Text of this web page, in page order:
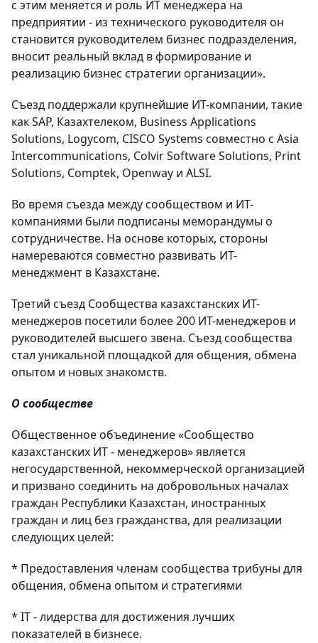
с этим меняется и роль ИТ менеджера на
предприятии - из технического руководителя он
становится руководителем бизнес подразделения,
вносит реальный вклад в формирование и
реализацию бизнес стратегии организации».
Съезд поддержали крупнейшие ИТ-компании, такие
как SAP, Казахтелеком, Business Applications
Solutions, Logycom, CISCO Systems совместно с Asia
Intercommunications, Colvir Software Solutions, Print
Solutions, Comptek, Openway и ALSI.
Во время съезда между сообществом и ИТ-
компаниями были подписаны меморандумы о
сотрудничестве. На основе которых, стороны
намереваются совместно развивать ИТ-
менеджмент в Казахстане.
Третий съезд Сообщества казахстанских ИТ-
менеджеров посетили более 200 ИТ-менеджеров и
руководителей высшего звена. Съезд сообщества
стал уникальной площадкой для общения, обмена
опытом и новых знакомств.
О сообществе
Общественное объединение «Сообщество
казахстанских ИТ - менеджеров» является
негосударственной, некоммерческой организацией
и призвано соединить на добровольных началах
граждан Республики Казахстан, иностранных
граждан и лиц без гражданства, для реализации
следующих целей:
* Предоставления членам сообщества трибуны для
общения, обмена опытом и стратегиями
* IT - лидерства для достижения лучших
показателей в бизнесе.